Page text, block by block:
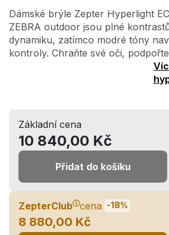
Dámské brýle Zepter Hyperlight
ZEBRA outdoor jsou plné
dynamiku, zatímco modré tóny
kontroly. Chraňte své oči,
Základní cena
10 840,00 Kč
Přidat do košíku
ZepterClubⓘcena -18%
8 880,00 Kč